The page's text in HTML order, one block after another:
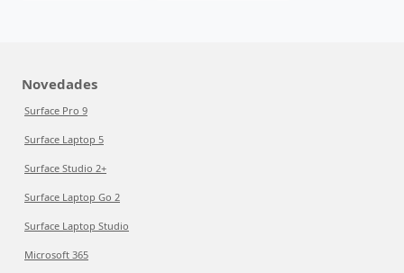
Novedades
Surface Pro 9
Surface Laptop 5
Surface Studio 2+
Surface Laptop Go 2
Surface Laptop Studio
Microsoft 365